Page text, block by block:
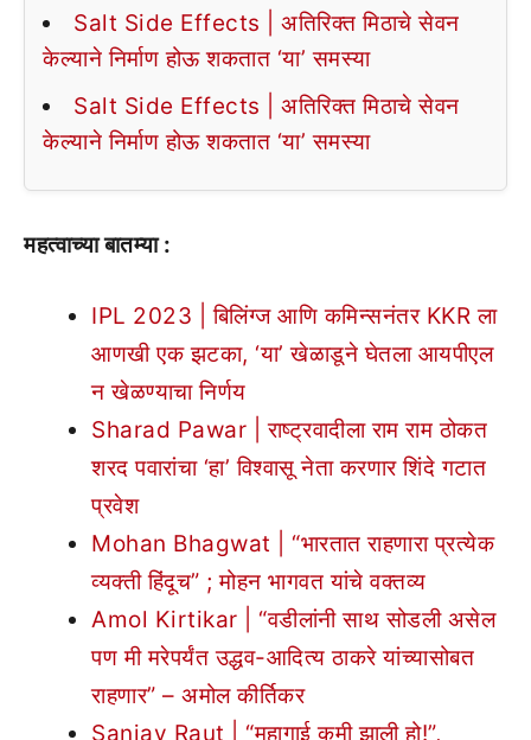
Salt Side Effects | अतिरिक्त मिठाचे सेवन
केल्याने निर्माण होऊ शकतात ‘या’ समस्या
Salt Side Effects | अतिरिक्त मिठाचे सेवन
केल्याने निर्माण होऊ शकतात ‘या’ समस्या
महत्वाच्या बातम्या :
IPL 2023 | बिलिंग्ज आणि कमिन्सनंतर KKR ला
आणखी एक झटका, ‘या’ खेळाडूने घेतला आयपीएल
न खेळण्याचा निर्णय
Sharad Pawar | राष्ट्रवादीला राम राम ठोकत
शरद पवारांचा ‘हा’ विश्वासू नेता करणार शिंदे गटात
प्रवेश
Mohan Bhagwat | “भारतात राहणारा प्रत्येक
व्यक्ती हिंदूच” ; मोहन भागवत यांचे वक्तव्य
Amol Kirtikar | “वडीलांनी साथ सोडली असेल
पण मी मरेपर्यंत उद्धव-आदित्य ठाकरे यांच्यासोबत
राहणार” – अमोल कीर्तिकर
Sanjay Raut | “महागाई कमी झाली हो!”,